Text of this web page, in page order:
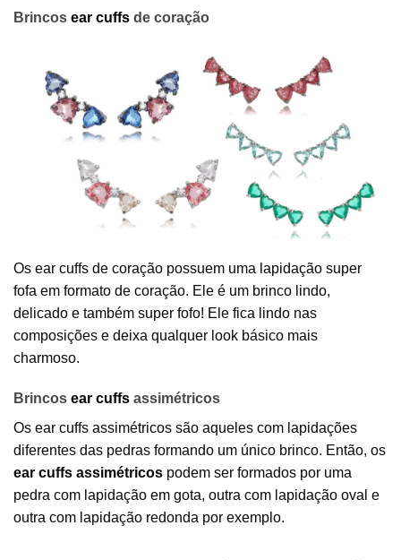
Brincos ear cuffs de coração
Os ear cuffs de coração possuem uma lapidação super
fofa em formato de coração. Ele é um brinco lindo,
delicado e também super fofo! Ele fica lindo nas
composições e deixa qualquer look básico mais
charmoso.
Brincos ear cuffs assimétricos
Os ear cuffs assimétricos são aqueles com lapidações
diferentes das pedras formando um único brinco. Então, os
ear cuffs assimétricos podem ser formados por uma
pedra com lapidação em gota, outra com lapidação oval e
outra com lapidação redonda por exemplo.